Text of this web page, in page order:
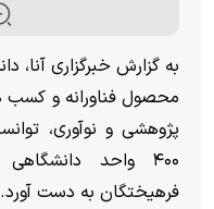
به گزارش خبرگزاری آنا،
محصول فناورانه و کسب
پژوهشی و نوآوری،
۴۰۰ واحد
فرهیختگان به دست آورد.